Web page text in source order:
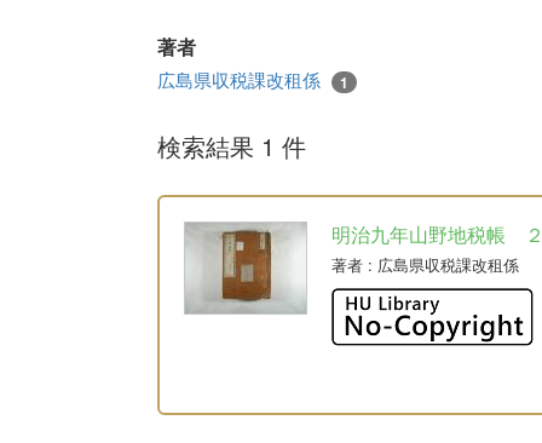
著者
広島県収税課改租係 1
検索結果 1 件
明治九年山野地税帳
著者 : 広島県収税課改租係